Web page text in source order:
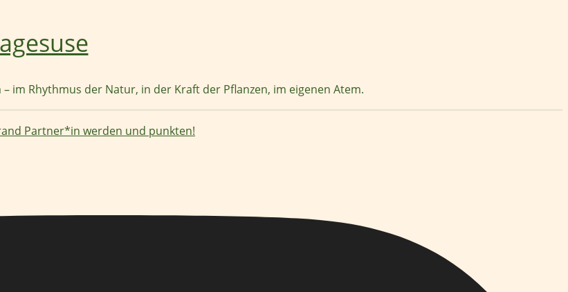
im Rhythmus der Natur, in der Kraft der Pflanzen, im eigenen Atem.
Partner*in werden und punkten!